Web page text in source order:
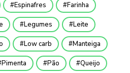
Espinafres Farinha
Legumes Leite
Low carb Manteiga
Pimenta Pão Queijo